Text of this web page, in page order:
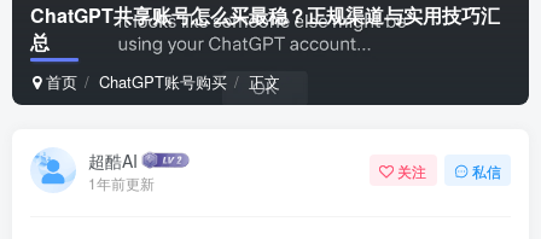
ChatGPT共享账号怎么买最稳？正规渠道与实用技巧汇
总
首页 ChatGPT账号购买 正文
超酷AI
1年前更新
关注 私信